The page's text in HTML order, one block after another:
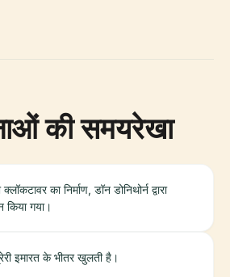
की समयरेखा
क्लॉकटावर का निर्माण, डॉन डोनिथोर्न द्वारा
किया गया।
इमारत के भीतर खुलती है।